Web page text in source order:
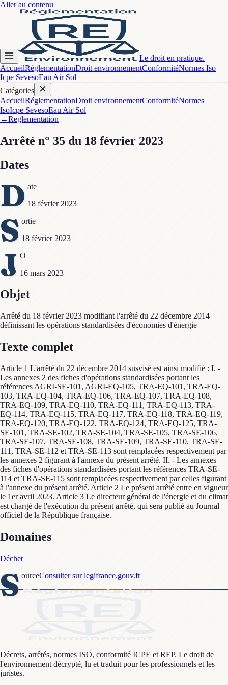
Aller au contenu
Le droit en pratique.
AccueilRéglementationDroit environnementConformitéNormes Iso
Icpe SevesoEau Air Sol
Catégories
AccueilRéglementationDroit environnementConformitéNormes
IsoIcpe SevesoEau Air Sol
←Reglementation
Arrêté n° 35 du 18 février 2023
Dates
D ate
18 février 2023
S ortie
18 février 2023
J O
16 mars 2023
Objet
Arrêté du 18 février 2023 modifiant l'arrêté du 22 décembre 2014
définissant les opérations standardisées d'économies d'énergie
Texte complet
Article 1 L'arrêté du 22 décembre 2014 susvisé est ainsi modifié : I. -
Les annexes 2 des fiches d'opérations standardisées portant les
références AGRI-SE-101, AGRI-EQ-105, TRA-EQ-101, TRA-EQ-
103, TRA-EQ-104, TRA-EQ-106, TRA-EQ-107, TRA-EQ-108,
TRA-EQ-109, TRA-EQ-110, TRA-EQ-111, TRA-EQ-113, TRA-
EQ-114, TRA-EQ-115, TRA-EQ-117, TRA-EQ-118, TRA-EQ-119,
TRA-EQ-120, TRA-EQ-122, TRA-EQ-124, TRA-EQ-125, TRA-
SE-101, TRA-SE-102, TRA-SE-104, TRA-SE-105, TRA-SE-106,
TRA-SE-107, TRA-SE-108, TRA-SE-109, TRA-SE-110, TRA-SE-
111, TRA-SE-112 et TRA-SE-113 sont remplacées respectivement par
les annexes 2 figurant à l'annexe du présent arrêté. II. - Les annexes
des fiches d'opérations standardisées portant les références TRA-SE-
114 et TRA-SE-115 sont remplacées respectivement par celles figurant
à l'annexe du présent arrêté. Article 2 Le présent arrêté entre en vigueur
le 1er avril 2023. Article 3 Le directeur général de l'énergie et du climat
est chargé de l'exécution du présent arrêté, qui sera publié au Journal
officiel de la République française.
Domaines
Déchet
S ourceConsulter sur legifrance.gouv.fr
Décrets, arrêtés, normes ISO, conformité ICPE et REP. Le droit de
l'environnement décrypté, lu et traduit pour les professionnels et les
juristes.